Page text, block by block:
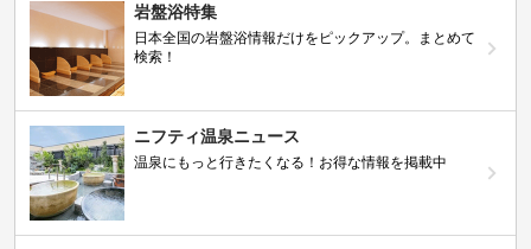
岩盤浴特集
日本全国の岩盤浴情報だけをピックアップ。まとめて
検索！
ニフティ温泉ニュース
温泉にもっと行きたくなる！お得な情報を掲載中